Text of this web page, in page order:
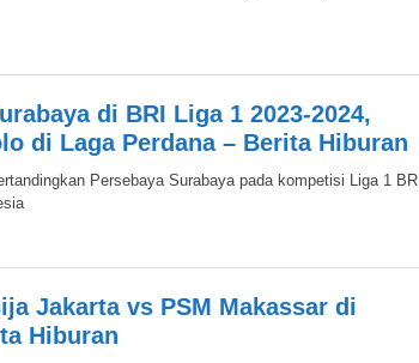
di BRI Liga 1 2023-2024,
di Laga Perdana – Berita Hiburan
Persebaya Surabaya pada kompetisi Liga 1 BRI
Jakarta vs PSM Makassar di
Hiburan